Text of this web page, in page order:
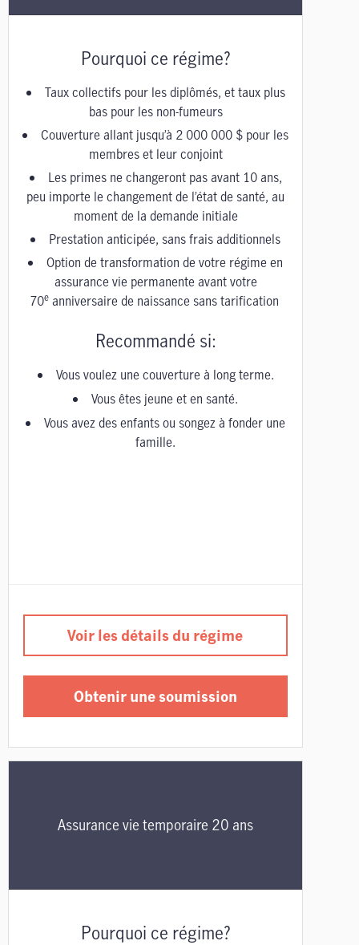
Pourquoi ce régime?
Taux collectifs pour les diplômés, et taux plus
bas pour les non-fumeurs
Couverture allant jusqu’à 2 000 000 $ pour les
membres et leur conjoint
Les primes ne changeront pas avant 10 ans,
peu importe le changement de l’état de santé, au
moment de la demande initiale
Prestation anticipée, sans frais additionnels
Option de transformation de votre régime en
assurance vie permanente avant votre
70eanniversaire de naissance sans tarification
Recommandé si:
Vous voulez une couverture à long terme.
Vous êtes jeune et en santé.
Vous avez des enfants ou songez à fonder une
famille.
Voir les détails du régime
Obtenir une soumission
Assurance vie temporaire 20 ans
Pourquoi ce régime?